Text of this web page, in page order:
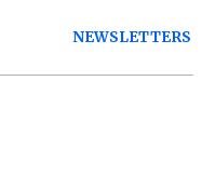
NEWSLETTERS